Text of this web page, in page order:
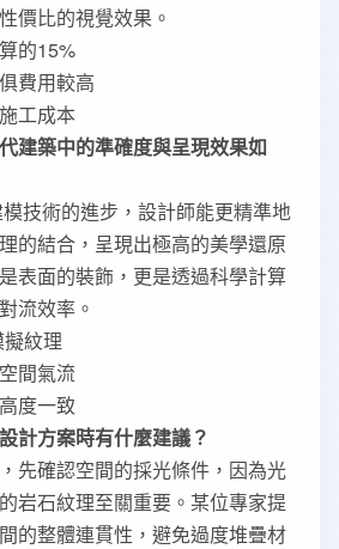
價比的視覺效果。
的15%
費用較高
工成本
建築中的準確度與呈現效果如
技術的進步，設計師能更精準地
的結合，呈現出極高的美學還原
表面的裝飾，更是透過科學計算
流效率。
紋理
間氣流
度一致
計方案時有什麼建議？
先確認空間的採光條件，因為光
岩石紋理至關重要。某位專家提
的整體連貫性，避免過度堆疊材